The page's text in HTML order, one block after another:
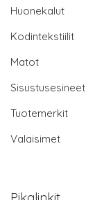
Huonekalut
Kodintekstiilit
Matot
Sisustusesineet
Tuotemerkit
Valaisimet